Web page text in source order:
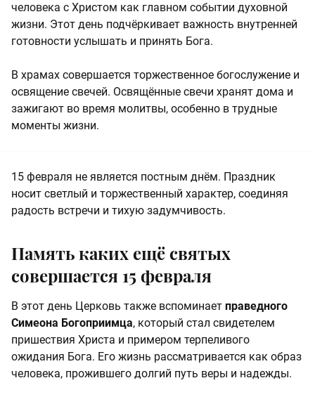
человека с Христом как главном событии духовной
жизни. Этот день подчёркивает важность внутренней
готовности услышать и принять Бога.
В храмах совершается торжественное богослужение и
освящение свечей. Освящённые свечи хранят дома и
зажигают во время молитвы, особенно в трудные
моменты жизни.
15 февраля не является постным днём. Праздник
носит светлый и торжественный характер, соединяя
радость встречи и тихую задумчивость.
Память каких ещё святых
совершается 15 февраля
В этот день Церковь также вспоминает праведного
Симеона Богоприимца, который стал свидетелем
пришествия Христа и примером терпеливого
ожидания Бога. Его жизнь рассматривается как образ
человека, прожившего долгий путь веры и надежды.